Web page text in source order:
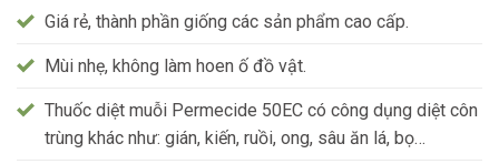
Giá rẻ, thành phần giống các sản phẩm cao cấp.
Mùi nhẹ, không làm hoen ố đồ vật.
Thuốc diệt muỗi Permecide 50EC có công dụng diệt côn
trùng khác như: gián, kiến, ruồi, ong, sâu ăn lá, bọ…